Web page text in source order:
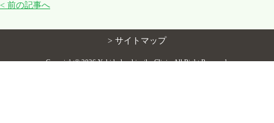
診療案内／医院紹介
< 前の記事へ
> サイトマップ
Copyright©2026 Yuki kokyukinaika Clinic. All Right Reserved.